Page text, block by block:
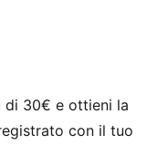
di 30€ e ottieni la
con il tuo